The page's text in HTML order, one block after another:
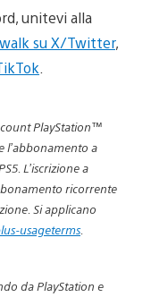
unitevi alla
su X/Twitter,
PlayStation™
l’abbonamento a
L’iscrizione a
ricorrente
Si applicano
usageterms.
da PlayStation e